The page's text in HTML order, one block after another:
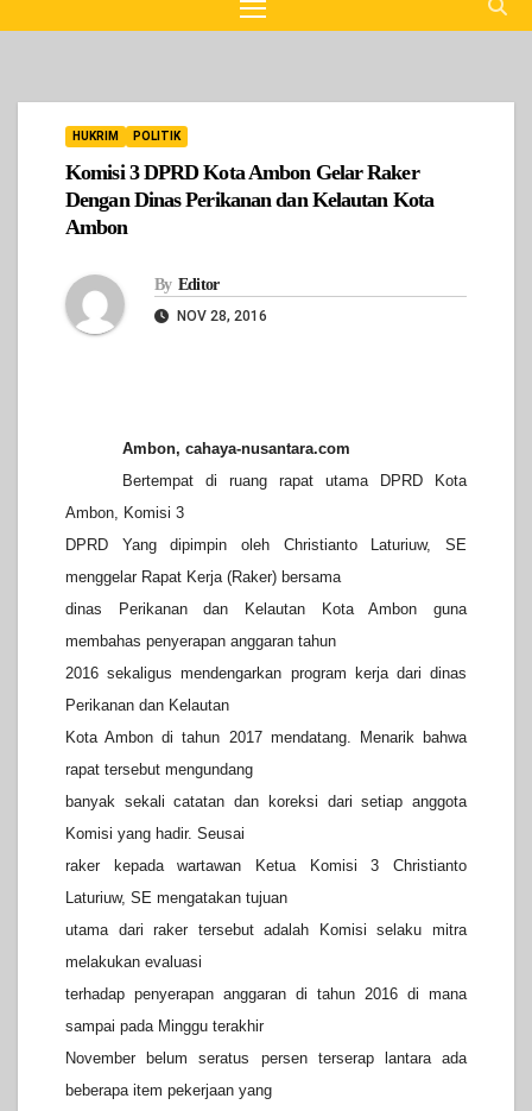
HUKRIM POLITIK
Komisi 3 DPRD Kota Ambon Gelar Raker
Dengan Dinas Perikanan dan Kelautan Kota
Ambon
By Editor
NOV 28, 2016
Ambon, cahaya-nusantara.com
Bertempat di ruang rapat utama DPRD Kota
Ambon, Komisi 3
DPRD Yang dipimpin oleh Christianto Laturiuw, SE
menggelar Rapat Kerja (Raker) bersama
dinas Perikanan dan Kelautan Kota Ambon guna
membahas penyerapan anggaran tahun
2016 sekaligus mendengarkan program kerja dari dinas
Perikanan dan Kelautan
Kota Ambon di tahun 2017 mendatang. Menarik bahwa
rapat tersebut mengundang
banyak sekali catatan dan koreksi dari setiap anggota
Komisi yang hadir. Seusai
raker kepada wartawan Ketua Komisi 3 Christianto
Laturiuw, SE mengatakan tujuan
utama dari raker tersebut adalah Komisi selaku mitra
melakukan evaluasi
terhadap penyerapan anggaran di tahun 2016 di mana
sampai pada Minggu terakhir
November belum seratus persen terserap lantara ada
beberapa item pekerjaan yang